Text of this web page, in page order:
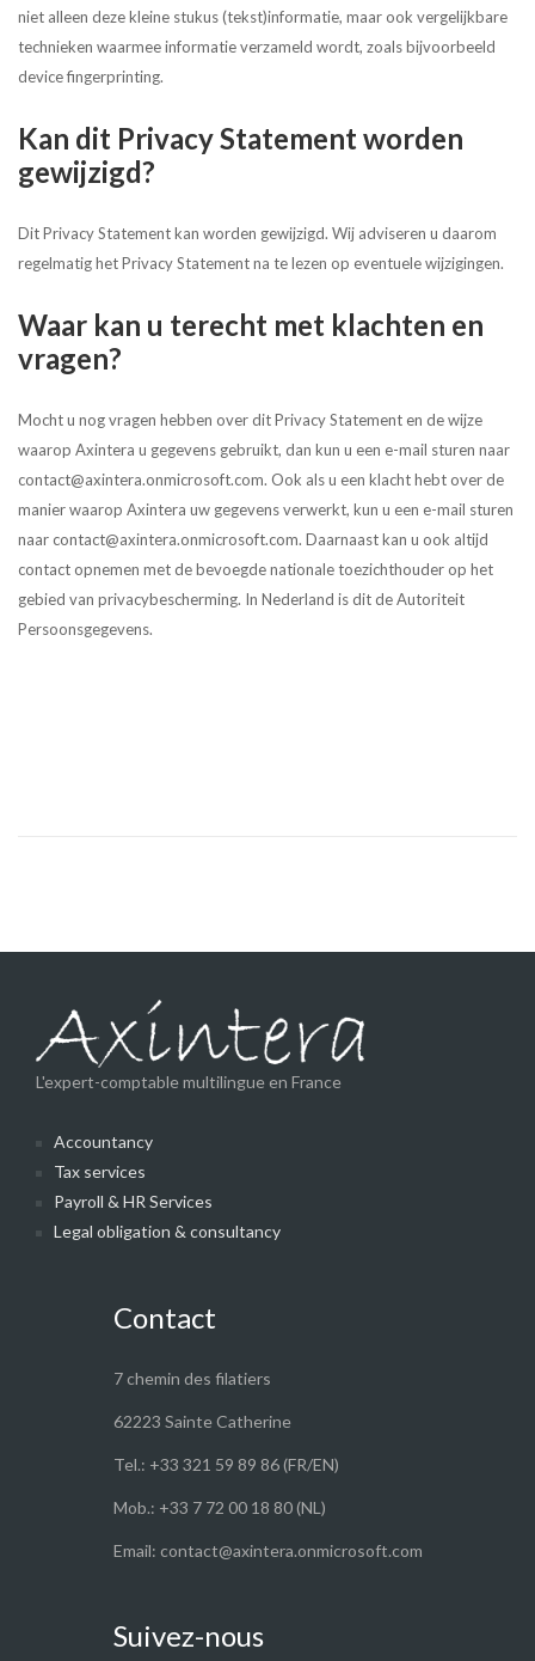
niet alleen deze kleine stukus (tekst)informatie, maar ook vergelijkbare
technieken waarmee informatie verzameld wordt, zoals bijvoorbeeld
device fingerprinting.
Kan dit Privacy Statement worden
gewijzigd?
Dit Privacy Statement kan worden gewijzigd. Wij adviseren u daarom
regelmatig het Privacy Statement na te lezen op eventuele wijzigingen.
Waar kan u terecht met klachten en
vragen?
Mocht u nog vragen hebben over dit Privacy Statement en de wijze
waarop Axintera u gegevens gebruikt, dan kun u een e-mail sturen naar
contact@axintera.onmicrosoft.com. Ook als u een klacht hebt over de
manier waarop Axintera uw gegevens verwerkt, kun u een e-mail sturen
naar contact@axintera.onmicrosoft.com. Daarnaast kan u ook altijd
contact opnemen met de bevoegde nationale toezichthouder op het
gebied van privacybescherming. In Nederland is dit de Autoriteit
Persoonsgegevens.
L'expert-comptable multilingue en France
Accountancy
Tax services
Payroll & HR Services
Legal obligation & consultancy
Contact
7 chemin des filatiers
62223 Sainte Catherine
Tel.: +33 321 59 89 86 (FR/EN)
Mob.: +33 7 72 00 18 80 (NL)
Email: contact@axintera.onmicrosoft.com
Suivez-nous